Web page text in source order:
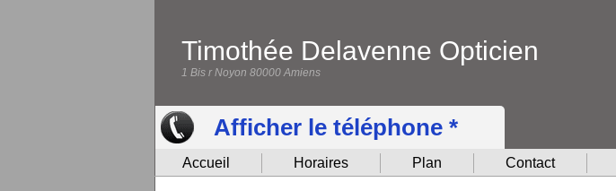
Timothée Delavenne Opticien
1 Bis r Noyon 80000 Amiens
Afficher le téléphone *
Accueil Horaires Plan Contact